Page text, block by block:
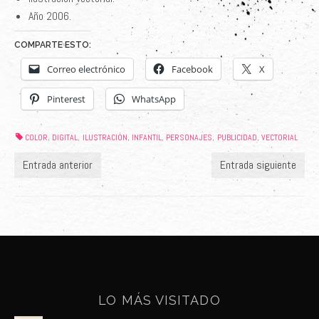
Año 2006.
COMPARTE ESTO:
Correo electrónico Facebook X
Pinterest WhatsApp
COLOR, DIGITAL, ILUSTRACIÓN, INFANTIL, PERSONAJES, PUBLICIDAD, VECTORIAL
Entrada anterior Entrada siguiente
LO MÁS VISITADO